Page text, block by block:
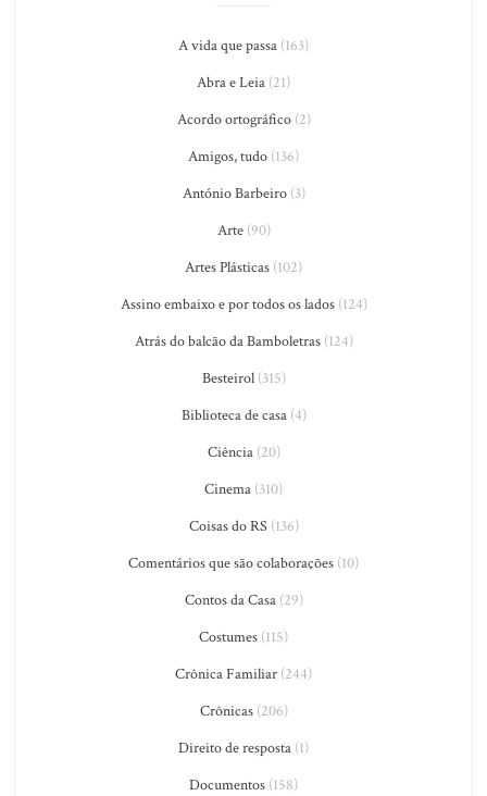
A vida que passa (163)
Abra e Leia (21)
Acordo ortográfico(2)
Amigos, tudo (136)
António Barbeiro(3)
Arte(90)
Artes Plásticas (102)
Assino embaixo e por todos os lados(124)
Atrás do balcão da Bamboletras(124)
Besteirol(315)
Biblioteca de casa(4)
Ciência(20)
Cinema (310)
Coisas do RS(136)
Comentários que são colaborações (10)
Contos da Casa(29)
Costumes (115)
Crônica Familiar (244)
Crônicas(206)
Direito de resposta (1)
Documentos (158)